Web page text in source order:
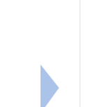
級中等以下學校
下一筆：